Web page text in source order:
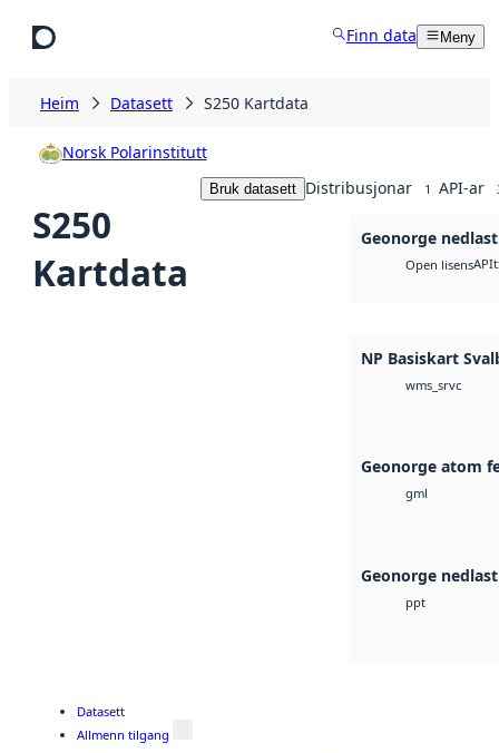
Finn data Meny
Heim Datasett S250 Kartdata
Norsk Polarinstitutt
S250
Kartdata
Bruk datasett Distribusjonar 1 API-ar
Geonorge
Open lisensAPI
NP Basiskart
wms_srvc
Geonorge atom
gml
Geonorge
ppt
Datasett
Allmenn tilgang